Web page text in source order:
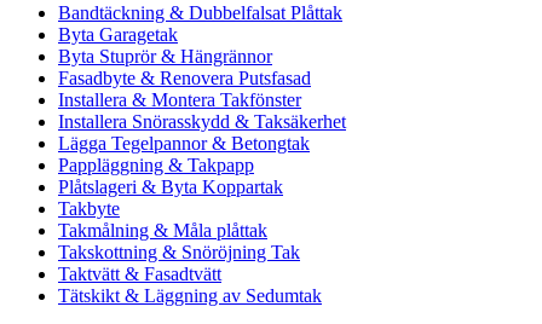
Bandtäckning & Dubbelfalsat Plåttak
Byta Garagetak
Byta Stuprör & Hängrännor
Fasadbyte & Renovera Putsfasad
Installera & Montera Takfönster
Installera Snörasskydd & Taksäkerhet
Lägga Tegelpannor & Betongtak
Pappläggning & Takpapp
Plåtslageri & Byta Koppartak
Takbyte
Takmålning & Måla plåttak
Takskottning & Snöröjning Tak
Taktvätt & Fasadtvätt
Tätskikt & Läggning av Sedumtak